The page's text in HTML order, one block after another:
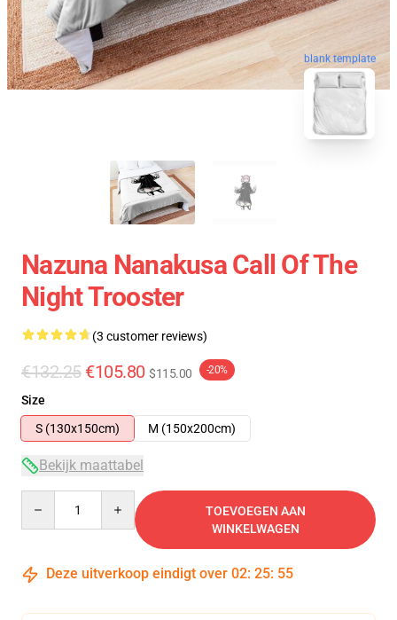
blank template
Nazuna Nanakusa Call Of The
Night Trooster
(3 customer reviews)
€132.25 €105.80 $115.00 -20%
Size
S (130x150cm)
M (150x200cm)
Bekijk maattabel
TOEVOEGEN AAN
WINKELWAGEN
Deze uitverkoop eindigt over 02: 25: 54